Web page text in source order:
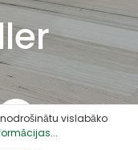
vislabāko